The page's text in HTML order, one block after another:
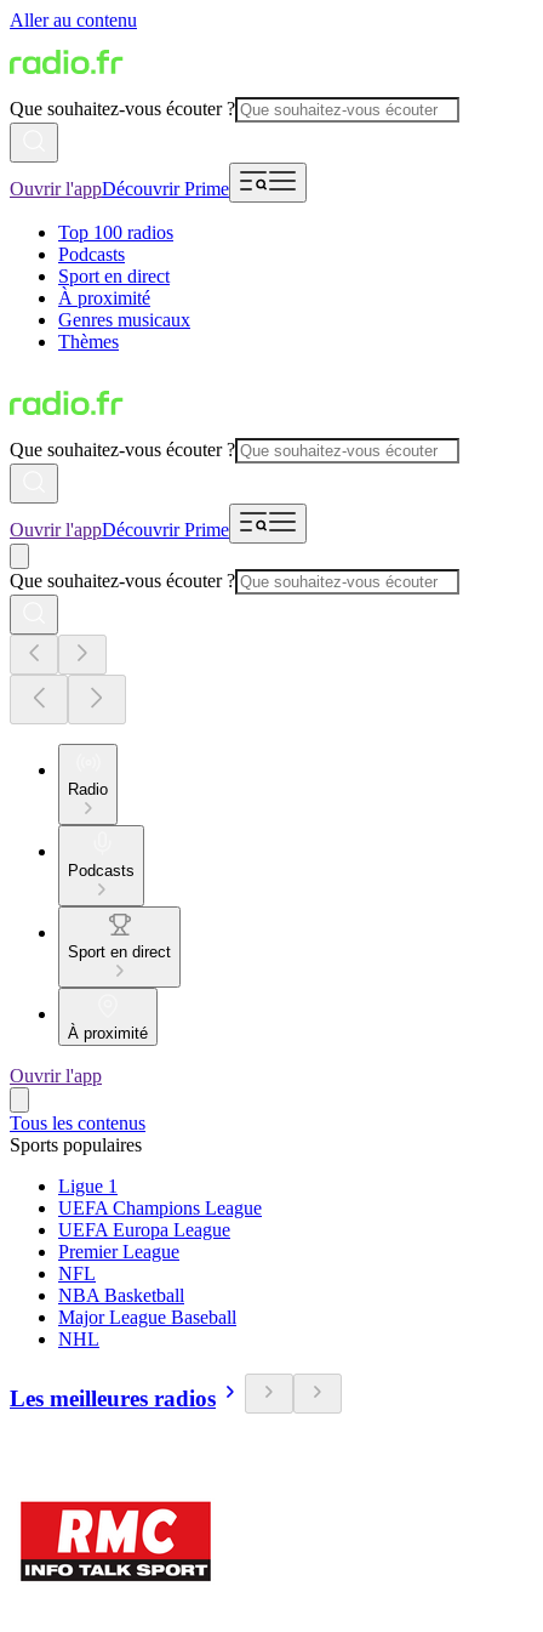
Aller au contenu
Que souhaitez-vous écouter ?
Ouvrir l'appDécouvrir Prime
Top 100 radios
Podcasts
Sport en direct
À proximité
Genres musicaux
Thèmes
Que souhaitez-vous écouter ?
Ouvrir l'appDécouvrir Prime
Que souhaitez-vous écouter ?
Radio
Podcasts
Sport en direct
À proximité
Ouvrir l'app
Tous les contenus
Sports populaires
Ligue 1
UEFA Champions League
UEFA Europa League
Premier League
NFL
NBA Basketball
Major League Baseball
NHL
Les meilleures radios